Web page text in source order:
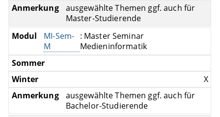
ausgewählte Themen ggf. auch für
Master-Studierende
MI-Sem-
M
: Master Seminar
Medieninformatik
X
ausgewählte Themen ggf. auch für
Bachelor-Studierende